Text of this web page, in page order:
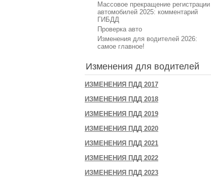
Массовое прекращение регистрации
автомобилей 2025: комментарий
ГИБДД
Проверка авто
Изменения для водителей 2026:
самое главное!
Изменения для водителей
ИЗМЕНЕНИЯ ПДД 2017
ИЗМЕНЕНИЯ ПДД 2018
ИЗМЕНЕНИЯ ПДД 2019
ИЗМЕНЕНИЯ ПДД 2020
ИЗМЕНЕНИЯ ПДД 2021
ИЗМЕНЕНИЯ ПДД 2022
ИЗМЕНЕНИЯ ПДД 2023